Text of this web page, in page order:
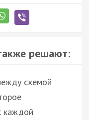
решают:
схемой
каждой